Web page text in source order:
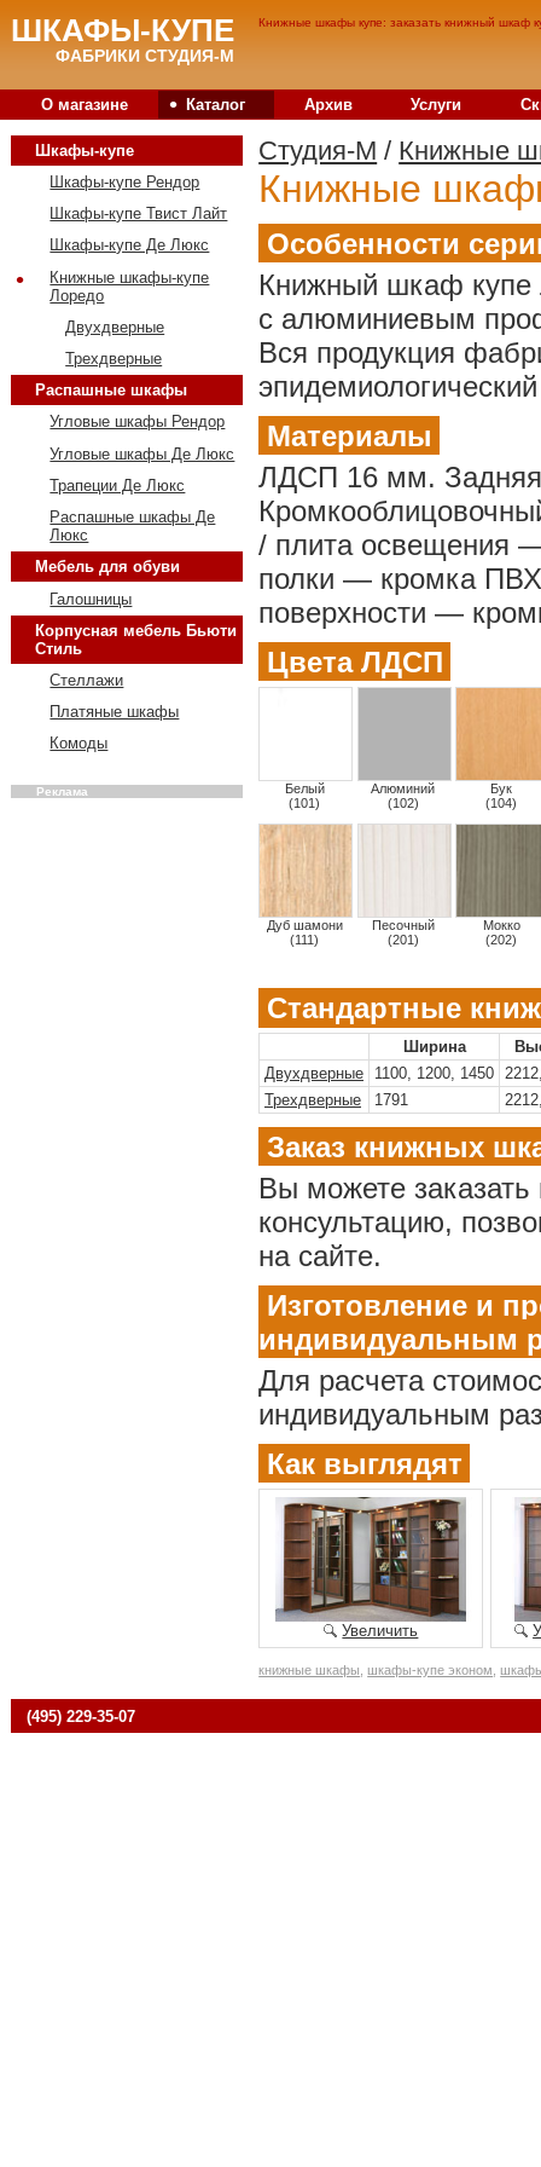
Книжные шкафы купе: заказать книжный шкаф
ШКАФЫ-КУПЕ
ФАБРИКИ СТУДИЯ-М
О магазине • Каталог Архив Услуги
Студия-M / Книжные
Книжные
Особенности
Книжный шкаф купе
с алюминиевым
Вся продукция
Материалы
ЛДСП 16 мм.
/ плита освещения
полки — кромка
поверхности —
Цвета ЛДСП
Белый
(101)
Алюминий
(102)
Бук
(104)
Дуб шамони
(111)
Песочный
(201)
Мокко
(202)
Стандартные
Ширина
Двухдверные
1100, 1200, 1450
Трехдверные
1791
Заказ книжных
Вы можете
консультацию,
на сайте.
Изготовление и
индивидуальным
Для расчета
индивидуальным
Как выглядят
Увеличить
книжные шкафы ,шкафы-купе эконом ,
Шкафы-купе
Шкафы-купе Рендор
Шкафы-купе Твист Лайт
Шкафы-купе Де Люкс
Книжные шкафы-купе
Лоредо
•
Двухдверные
Трехдверные
Распашные шкафы
Угловые шкафы Рендор
Угловые шкафы Де Люкс
Трапеции Де Люкс
Распашные шкафы Де
Люкс
Мебель для обуви
Галошницы
Корпусная мебель Бьюти
Стиль
Стеллажи
Платяные шкафы
Комоды
Реклама
(495) 229-35-07